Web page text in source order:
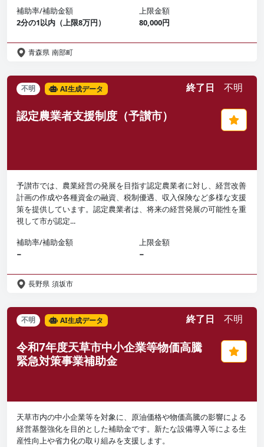
補助率/補助金額
2分の1以内（上限8万円）
上限金額
80,000円
青森県 南部町
不明 AI生成データ 終了日 不明
認定農業者支援制度（予讃市）
予讃市では、農業経営の発展を目指す認定農業者に対し、経営改善
計画の作成や各種資金の融資、税制優遇、収入保険など多様な支援
策を提供しています。認定農業者は、将来の経営発展の可能性を重
視して市が認定...
補助率/補助金額
−
上限金額
−
長野県 須坂市
不明 AI生成データ 終了日 不明
令和7年度天草市中小企業等物価高騰
緊急対策事業補助金
天草市内の中小企業等を対象に、原油価格や物価高騰の影響による
経営基盤強化を目的とした補助金です。新たな設備導入等による生
産性向上や省力化の取り組みを支援します。